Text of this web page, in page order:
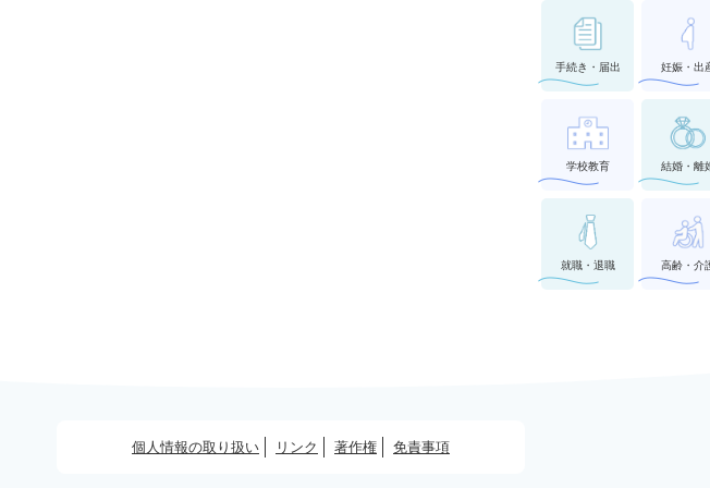
手続き・届出 妊娠・出
学校教育 結婚・離
就職・退職 高齢・介
個人情報の取り扱い リンク 著作権 免責事項